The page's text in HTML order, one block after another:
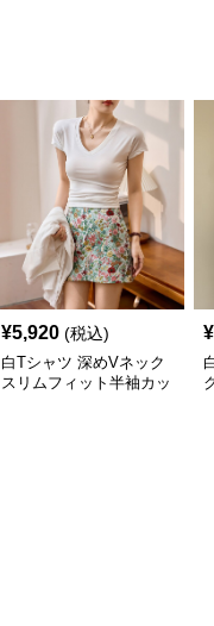
¥5,920 (税込)
白Tシャツ 深めVネック
スリムフィット半袖カッ
¥